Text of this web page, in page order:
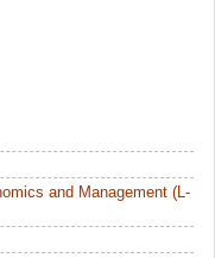
and Management (L-